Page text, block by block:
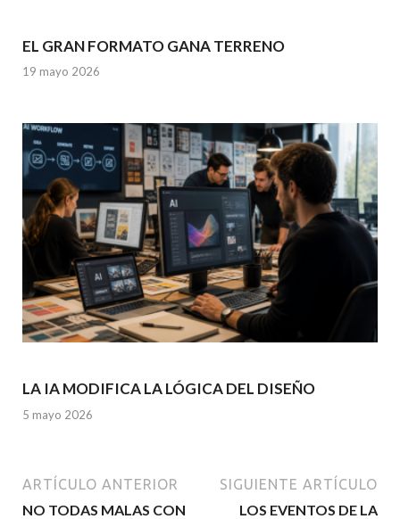
EL GRAN FORMATO GANA TERRENO
19 mayo 2026
LA IA MODIFICA LA LÓGICA DEL DISEÑO
5 mayo 2026
ARTÍCULO ANTERIOR
NO TODAS MALAS CON
SIGUIENTE ARTÍCULO
LOS EVENTOS DE LA